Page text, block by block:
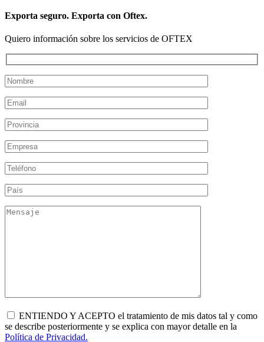
Exporta seguro. Exporta con Oftex.
Quiero información sobre los servicios de OFTEX
ENTIENDO Y ACEPTO el tratamiento de mis datos tal y como
se describe posteriormente y se explica con mayor detalle en la
Política de Privacidad.